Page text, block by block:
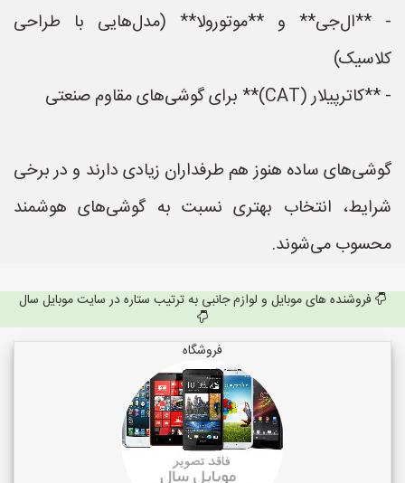
- **ال‌جی** و **موتورولا** (مدل‌هایی با طراحی
کلاسیک)
- **کاترپیلار (CAT)** برای گوشی‌های مقاوم صنعتی
گوشی‌های ساده هنوز هم طرفداران زیادی دارند و در برخی
شرایط، انتخاب بهتری نسبت به گوشی‌های هوشمند
محسوب می‌شوند.
فروشنده های موبایل و لوازم جانبی به ترتیب ستاره در سایت موبایل سال
فروشگاه